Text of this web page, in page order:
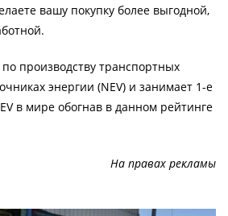
вашу покупку более выгодной,
производству транспортных
энергии (NEV) и занимает 1-е
в мире обогнав в данном рейтинге
На правах рекламы